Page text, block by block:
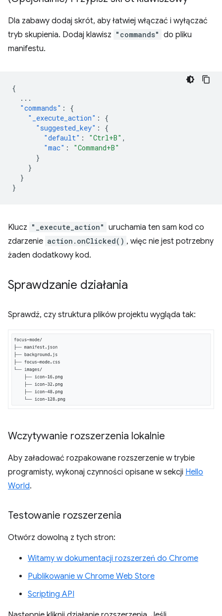
Dla zabawy dodaj skrót, aby łatwiej włączać i wyłączać
tryb skupienia. Dodaj klawisz "commands" do pliku
manifestu.
{
...
"commands" :
{
"_execute_action" :
{
"suggested_key" :
{
"default" : "Ctrl+B" ,
"mac" :
"Command+B"
}
}
}
}
Klucz "_execute_action" uruchamia ten sam kod co
zdarzenie action.onClicked() , więc nie jest potrzebny
żaden dodatkowy kod.
Sprawdzanie działania
Sprawdź, czy struktura plików projektu wygląda tak:
Wczytywanie rozszerzenia lokalnie
Aby załadować rozpakowane rozszerzenie w trybie
programisty, wykonaj czynności opisane w sekcji Hello
World.
Testowanie rozszerzenia
Otwórz dowolną z tych stron:
Witamy w dokumentacji rozszerzeń do Chrome
Publikowanie w Chrome Web Store
Scripting API